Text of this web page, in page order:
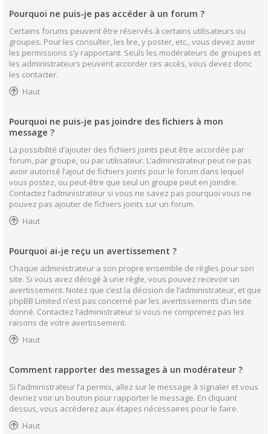
Pourquoi ne puis-je pas accéder à un forum ?
Certains forums peuvent être réservés à certains utilisateurs ou
groupes. Pour les consulter, les lire, y poster, etc., vous devez avoir
les permissions s’y rapportant. Seuls les modérateurs de groupes et
les administrateurs peuvent accorder ces accès, vous devez donc
les contacter.
Haut
Pourquoi ne puis-je pas joindre des fichiers à mon
message ?
La possibilité d’ajouter des fichiers joints peut être accordée par
forum, par groupe, ou par utilisateur. L’administrateur peut ne pas
avoir autorisé l’ajout de fichiers joints pour le forum dans lequel
vous postez, ou peut-être que seul un groupe peut en joindre.
Contactez l’administrateur si vous ne savez pas pourquoi vous ne
pouvez pas ajouter de fichiers joints sur un forum.
Haut
Pourquoi ai-je reçu un avertissement ?
Chaque administrateur a son propre ensemble de règles pour son
site. Si vous avez dérogé à une règle, vous pouvez recevoir un
avertissement. Notez que c’est la décision de l’administrateur, et que
phpBB Limited n’est pas concerné par les avertissements d’un site
donné. Contactez l’administrateur si vous ne comprenez pas les
raisons de votre avertissement.
Haut
Comment rapporter des messages à un modérateur ?
Si l’administrateur l’a permis, allez sur le message à signaler et vous
devriez voir un bouton pour rapporter le message. En cliquant
dessus, vous accéderez aux étapes nécessaires pour le faire.
Haut